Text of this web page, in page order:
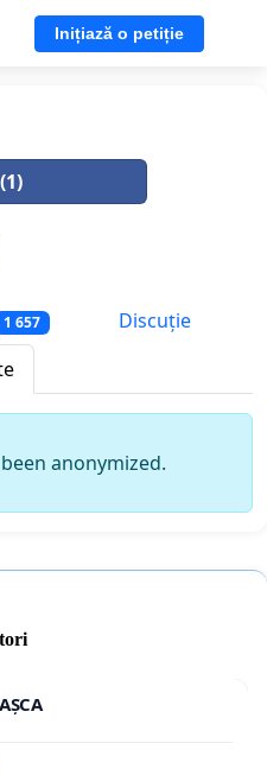
Inițiază o petiție
1 657
Discuție
anonymized.